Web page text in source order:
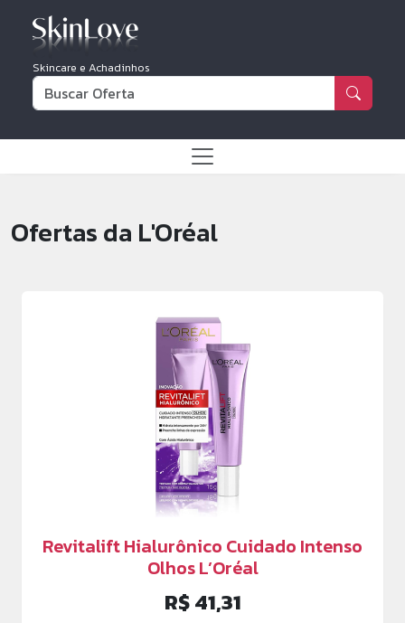
Skincare e Achadinhos
Ofertas da L'Oréal
Revitalift Hialurônico Cuidado Intenso
Olhos L’Oréal
R$ 41,31